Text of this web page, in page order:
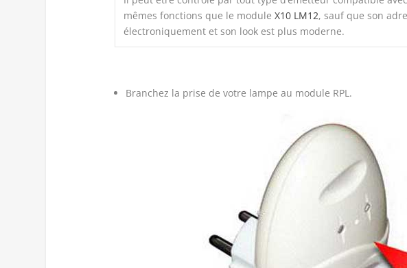
mêmes fonctions que le moduleX10 LM12, sauf que son
électroniquement et son look est plus moderne.
Branchez la prise de votre lampe au module RPL.